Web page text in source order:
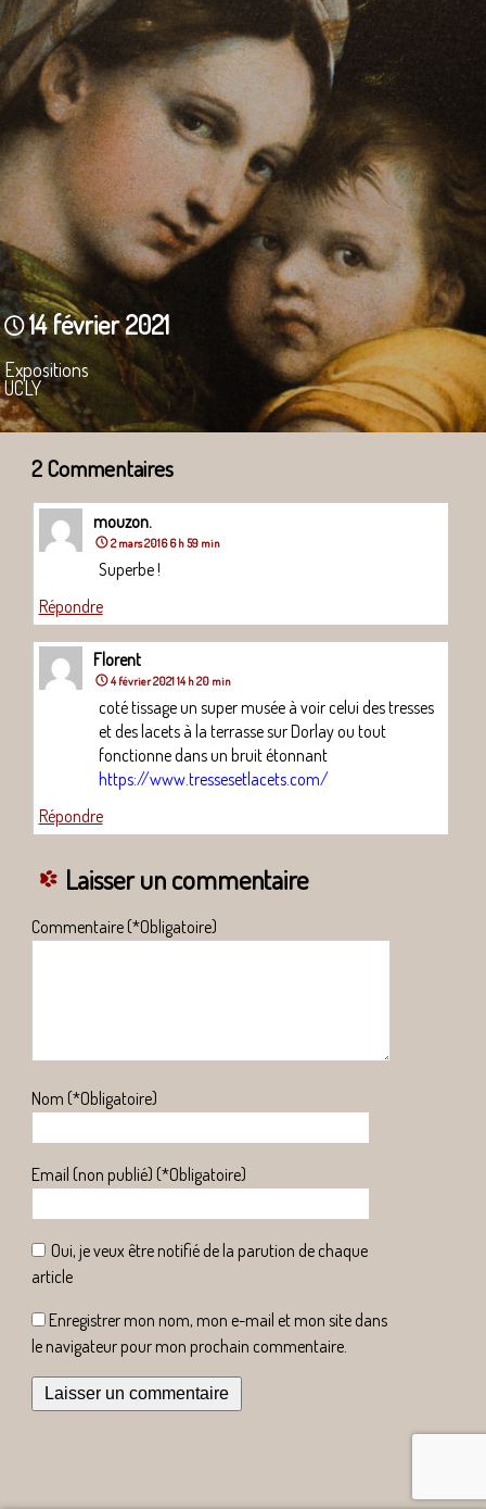
14 février 2021
Expositions
UCLY
2 Commentaires
mouzon.
2 mars 2016 6 h 59 min
Superbe !
Répondre
Florent
4 février 2021 14 h 20 min
coté tissage un super musée à voir celui des tresses
et des lacets à la terrasse sur Dorlay ou tout
fonctionne dans un bruit étonnant
https://www.tressesetlacets.com/
Répondre
Laisser un commentaire
Commentaire (*Obligatoire)
Nom (*Obligatoire)
Email (non publié) (*Obligatoire)
Oui, je veux être notifié de la parution de chaque
article
Enregistrer mon nom, mon e-mail et mon site dans
le navigateur pour mon prochain commentaire.